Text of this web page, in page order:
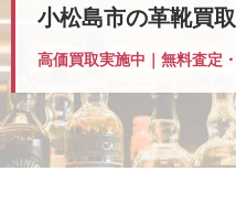
小松島市の革靴買
高価買取実施中｜無料査定